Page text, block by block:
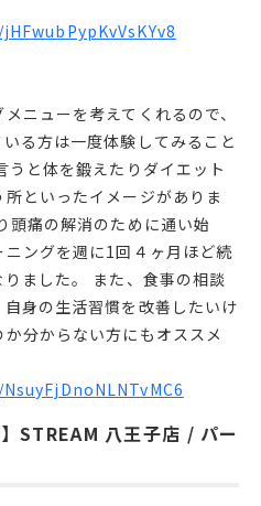
ニューを考えてくれるので、
る方は一度体験してみること
うと体を鍛えたりダイエット
といったイメージがありま
頭痛の解消のために通い始
ングを週に1回４ヶ月ほど続
ました。 また、食事の相談
身の生活習慣を改善したいけ
分からない方にもオススメ
STREAM 八王子店 / パー